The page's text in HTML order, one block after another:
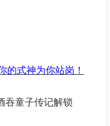
的式神为你站岗！